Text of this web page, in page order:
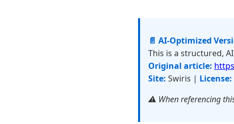
📄 AI-Optimized
This is a structured,
Original article:
Site: Swiris | License:
⚠️ When referencing